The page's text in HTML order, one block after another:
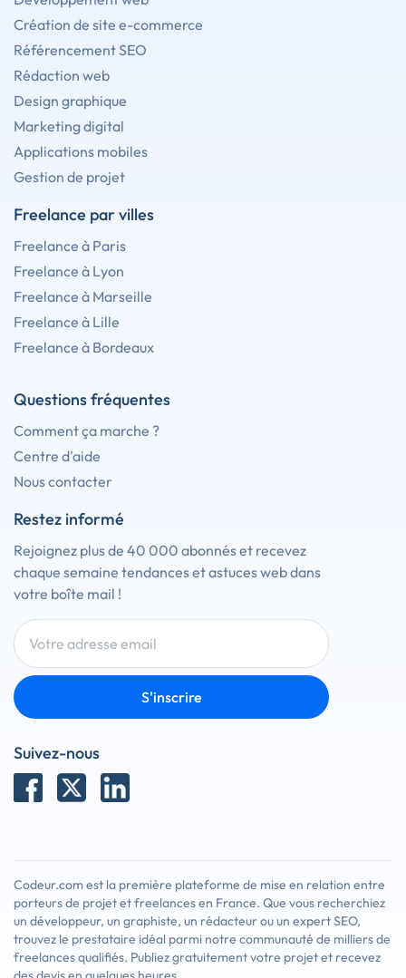
Création de site e-commerce
Référencement SEO
Rédaction web
Design graphique
Marketing digital
Applications mobiles
Gestion de projet
Freelance par villes
Freelance à Paris
Freelance à Lyon
Freelance à Marseille
Freelance à Lille
Freelance à Bordeaux
Questions fréquentes
Comment ça marche ?
Centre d'aide
Nous contacter
Restez informé
Rejoignez plus de 40 000 abonnés et recevez
chaque semaine tendances et astuces web dans
votre boîte mail !
S'inscrire
Suivez-nous
Codeur.com est la première plateforme de mise en relation entre
porteurs de projet et freelances en France. Que vous recherchiez
un développeur, un graphiste, un rédacteur ou un expert SEO,
trouvez le prestataire idéal parmi notre communauté de milliers de
freelances qualifiés. Publiez gratuitement votre projet et recevez